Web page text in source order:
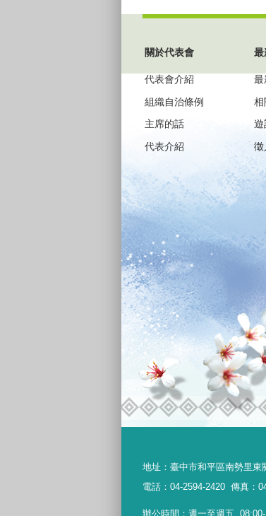
關於代表會
代表會介紹
組織自治條例
主席的話
代表介紹
最
最
相
遊
徵
地址： 臺中市和平區南勢里東
電話：04-2594-2420 傳真：
辦公時間：週一至週五